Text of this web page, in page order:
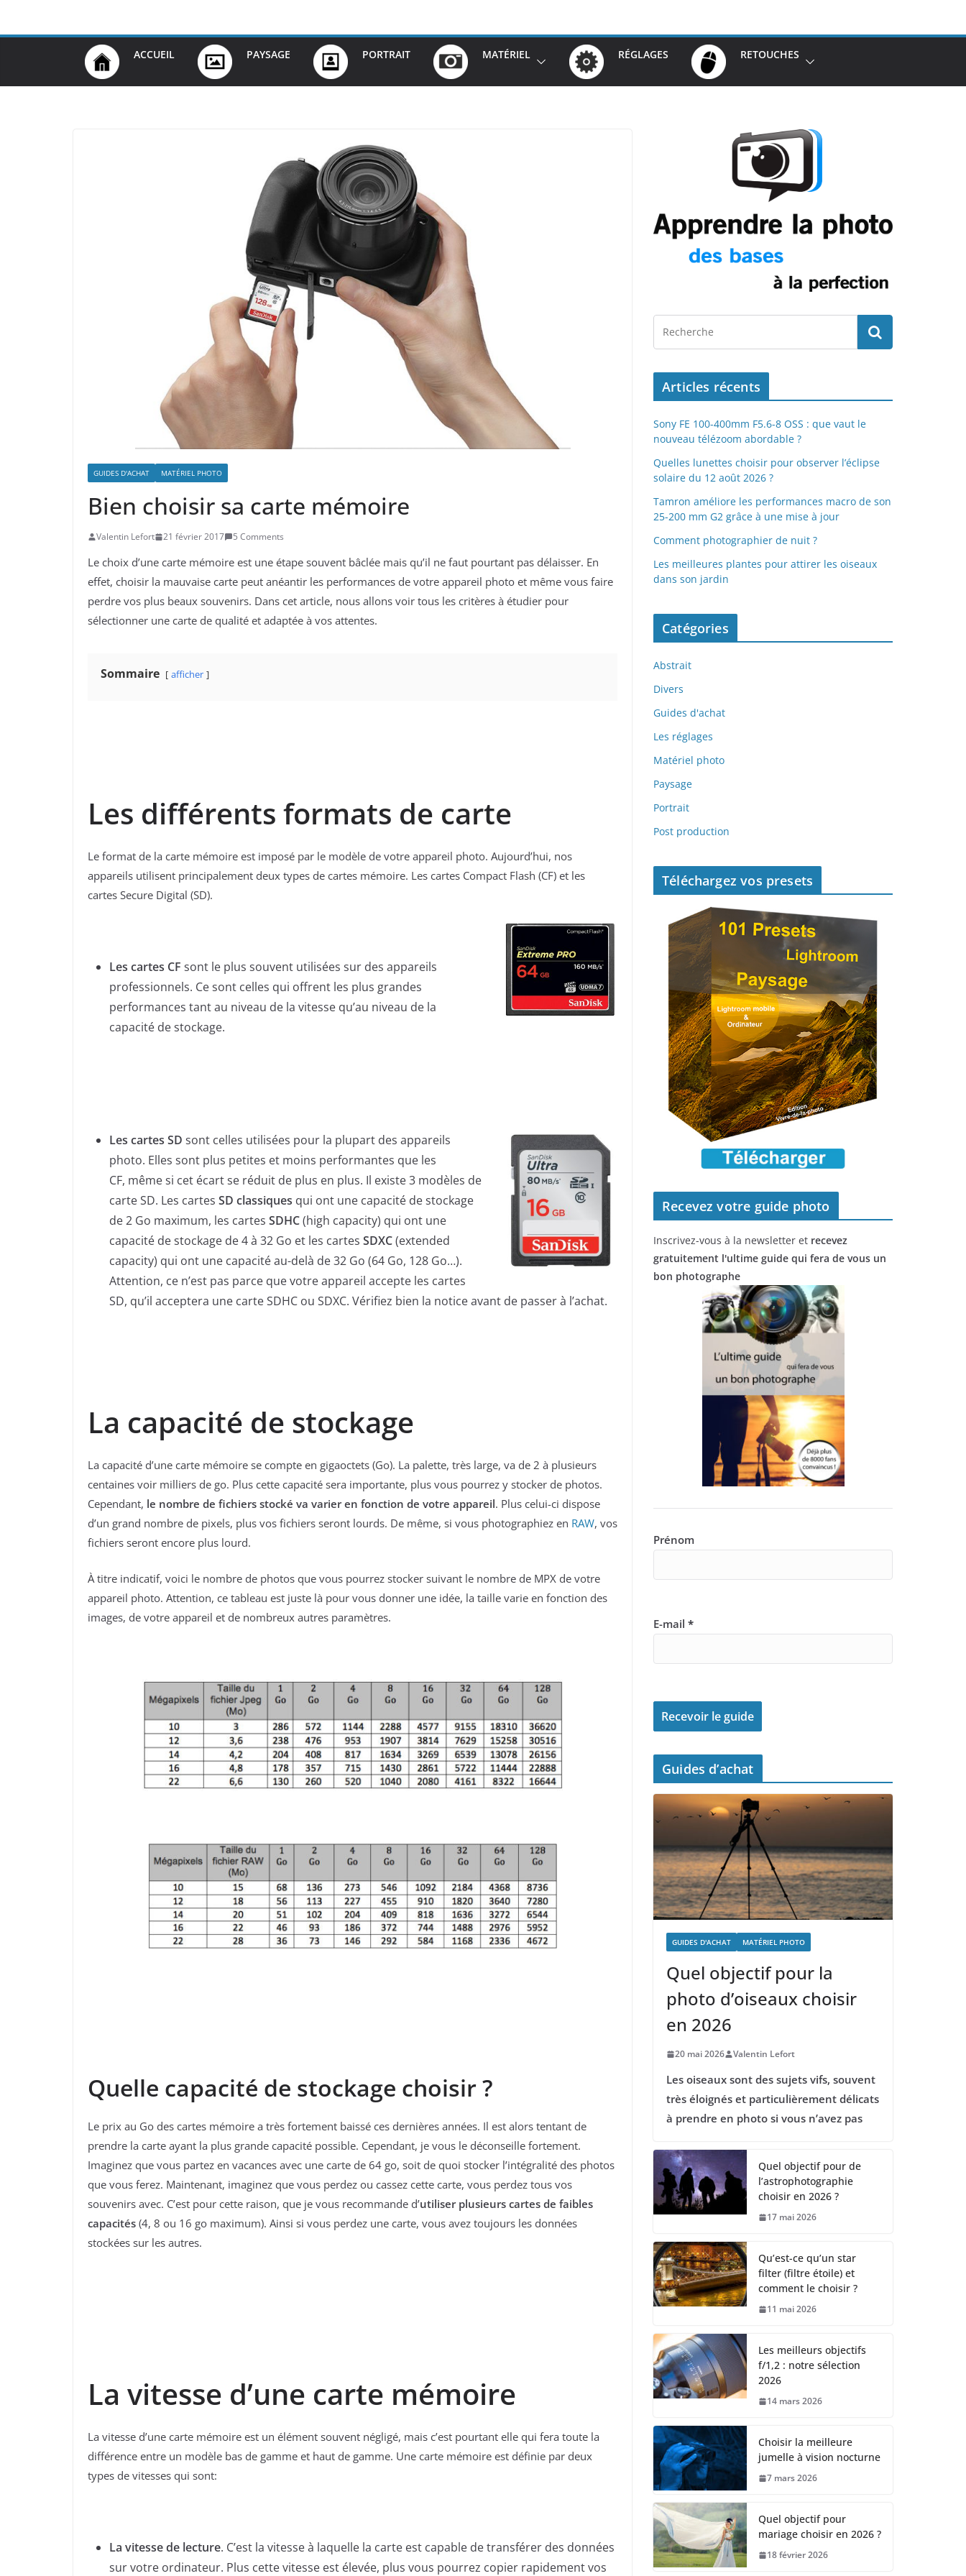
ACCUEIL PAYSAGE PORTRAIT MATÉRIEL RÉGLAGES RETOUCHES
GUIDES D'ACHAT MATÉRIEL PHOTO
Bien choisir sa carte mémoire
Valentin Lefort 21 février 2017 5 Comments
Le choix d’une carte mémoire est une étape souvent bâclée mais qu’il ne faut pourtant pas délaisser. En
effet, choisir la mauvaise carte peut anéantir les performances de votre appareil photo et même vous faire
perdre vos plus beaux souvenirs. Dans cet article, nous allons voir tous les critères à étudier pour
sélectionner une carte de qualité et adaptée à vos attentes.
Sommaire afficher
Les différents formats de carte
Le format de la carte mémoire est imposé par le modèle de votre appareil photo. Aujourd’hui, nos
appareils utilisent principalement deux types de cartes mémoire. Les cartes Compact Flash (CF) et les
cartes Secure Digital (SD).
Les cartes CF sont le plus souvent utilisées sur des appareils
professionnels. Ce sont celles qui offrent les plus grandes
performances tant au niveau de la vitesse qu’au niveau de la
capacité de stockage.
Les cartes SD sont celles utilisées pour la plupart des appareils
photo. Elles sont plus petites et moins performantes que les
CF, même si cet écart se réduit de plus en plus. Il existe 3 modèles de
carte SD. Les cartes SD classiques qui ont une capacité de stockage
de 2 Go maximum, les cartes SDHC(high capacity) qui ont une
capacité de stockage de 4 à 32 Go et les cartes SDXC(extended
capacity) qui ont une capacité au-delà de 32 Go (64 Go, 128 Go…).
Attention, ce n’est pas parce que votre appareil accepte les cartes
SD, qu’il acceptera une carte SDHC ou SDXC. Vérifiez bien la notice avant de passer à l’achat.
La capacité de stockage
La capacité d’une carte mémoire se compte en gigaoctets (Go). La palette, très large, va de 2 à plusieurs
centaines voir milliers de go. Plus cette capacité sera importante, plus vous pourrez y stocker de photos.
Cependant, le nombre de fichiers stocké va varier en fonction de votre appareil. Plus celui-ci dispose
d’un grand nombre de pixels, plus vos fichiers seront lourds. De même, si vous photographiez en RAW, vos
fichiers seront encore plus lourd.
À titre indicatif, voici le nombre de photos que vous pourrez stocker suivant le nombre de MPX de votre
appareil photo. Attention, ce tableau est juste là pour vous donner une idée, la taille varie en fonction des
images, de votre appareil et de nombreux autres paramètres.
Quelle capacité de stockage choisir ?
Le prix au Go des cartes mémoire a très fortement baissé ces dernières années. Il est alors tentant de
prendre la carte ayant la plus grande capacité possible. Cependant, je vous le déconseille fortement.
Imaginez que vous partez en vacances avec une carte de 64 go, soit de quoi stocker l’intégralité des photos
que vous ferez. Maintenant, imaginez que vous perdez ou cassez cette carte, vous perdez tous vos
souvenirs avec. C’est pour cette raison, que je vous recommande d’utiliser plusieurs cartes de faibles
capacités (4, 8 ou 16 go maximum). Ainsi si vous perdez une carte, vous avez toujours les données
stockées sur les autres.
La vitesse d’une carte mémoire
La vitesse d’une carte mémoire est un élément souvent négligé, mais c’est pourtant elle qui fera toute la
différence entre un modèle bas de gamme et haut de gamme. Une carte mémoire est définie par deux
types de vitesses qui sont:
La vitesse de lecture. C’est la vitesse à laquelle la carte est capable de transférer des données
sur votre ordinateur. Plus cette vitesse est élevée, plus vous pourrez copier rapidement vos
Articles récents
Sony FE 100-400mm F5.6-8 OSS : que vaut le
nouveau télézoom abordable ?
Quelles lunettes choisir pour observer l’éclipse
solaire du 12 août 2026 ?
Tamron améliore les performances macro de son
25-200 mm G2 grâce à une mise à jour
Comment photographier de nuit ?
Les meilleures plantes pour attirer les oiseaux
dans son jardin
Catégories
Abstrait
Divers
Guides d'achat
Les réglages
Matériel photo
Paysage
Portrait
Post production
Téléchargez vos presets
Recevez votre guide photo
Inscrivez-vous à la newsletter et recevez
gratuitement l'ultime guide qui fera de vous un
bon photographe
Prénom
E-mail *
Guides d’achat
GUIDES D'ACHAT MATÉRIEL PHOTO
Quel objectif pour la
photo d’oiseaux choisir
en 2026
20 mai 2026 Valentin Lefort
Les oiseaux sont des sujets vifs, souvent
très éloignés et particulièrement délicats
à prendre en photo si vous n’avez pas
Quel objectif pour de
l’astrophotographie
choisir en 2026 ?
17 mai 2026
Qu’est-ce qu’un star
filter (filtre étoile) et
comment le choisir ?
11 mai 2026
Les meilleurs objectifs
f/1,2 : notre sélection
2026
14 mars 2026
Choisir la meilleure
jumelle à vision nocturne
7 mars 2026
Quel objectif pour
mariage choisir en 2026 ?
18 février 2026